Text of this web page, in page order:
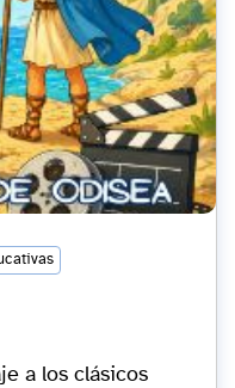
a los clásicos